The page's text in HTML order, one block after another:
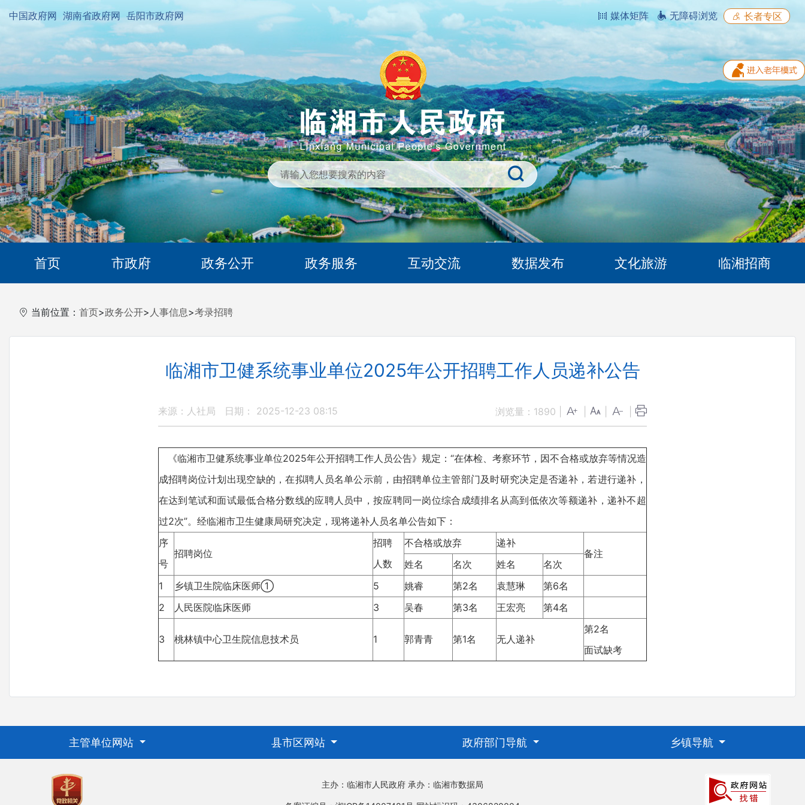
中国政府网 湖南省政府网 岳阳市政府网 媒体矩阵 无障碍浏览 长者专区
首页 市政府 政务公开 政务服务 互动交流 数据发布 文化旅游 临湘招商
当前位置： 首页>政务公开> 人事信息>考录招聘
临湘市卫健系统事业单位2025年公开招聘工作人员递补公告
来源：人社局 日期： 2025-12-23 08:15 浏览量： 1890
《临湘市卫健系统事业单位2025年公开招聘工作人员公告》规定：“在体检、考察环节，因不合格或放弃等情况造
成招聘岗位计划出现空缺的，在拟聘人员名单公示前，由招聘单位主管部门及时研究决定是否递补，若进行递补，
在达到笔试和面试最低合格分数线的应聘人员中，按应聘同一岗位综合成绩排名从高到低依次等额递补，递补不超
过2次”。经临湘市卫生健康局研究决定，现将递补人员名单公告如下：
序
号
招聘岗位
招聘
人数
不合格或放弃
递补
备注
姓名
名次 姓名
名次
1
乡镇卫生院临床医师① 5 姚睿 第2名 袁慧琳
第6名
2
人民医院临床医师 3 吴春 第3名 王宏亮 第4名
3 桃林镇中心卫生院信息技术员 1 郭青青 第1名 无人递补
第2名
面试缺考
主管单位网站 县市区网站 政府部门导航 乡镇导航
主办：临湘市人民政府 承办：临湘市数据局